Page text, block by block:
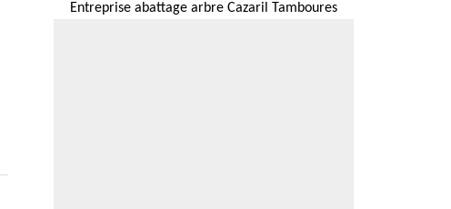
Entreprise abattage arbre Cazaril Tamboures